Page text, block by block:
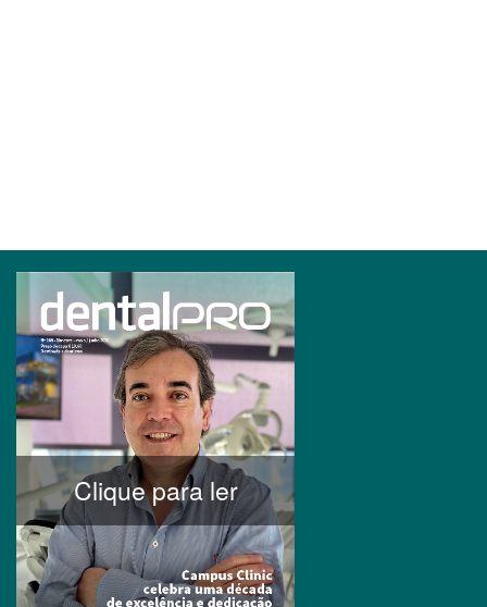
Clique para ler